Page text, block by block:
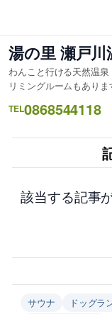
を
ス
キ
ッ
プ
湯の里 瀬戸川
わんこと行ける天然温
リミングルームもありま
TEL0868544118
該当する記事
サウナ ドッグラ